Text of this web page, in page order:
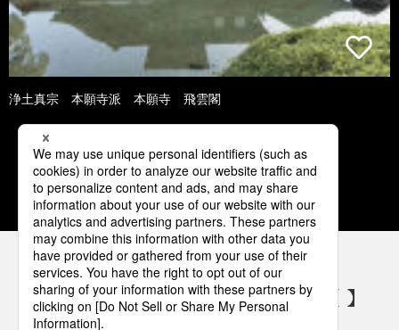
浄土真宗 本願寺派 本願寺 飛雲閣
3 4 5 6 7
パナソニックの電気設備 SNSアカウント